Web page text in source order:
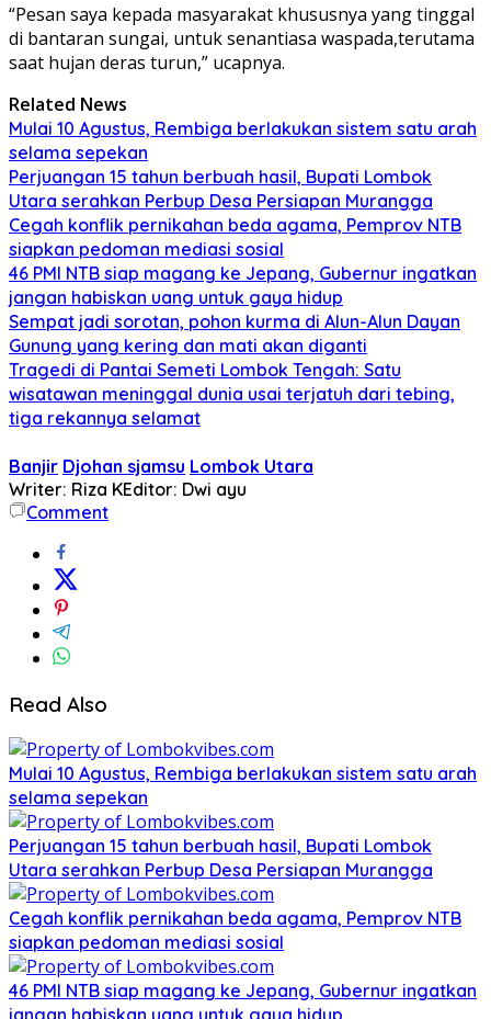
“Pesan saya kepada masyarakat khususnya yang tinggal
di bantaran sungai, untuk senantiasa waspada,terutama
saat hujan deras turun,” ucapnya.
Related News
Mulai 10 Agustus, Rembiga berlakukan sistem satu arah
selama sepekan
Perjuangan 15 tahun berbuah hasil, Bupati Lombok
Utara serahkan Perbup Desa Persiapan Murangga
Cegah konflik pernikahan beda agama, Pemprov NTB
siapkan pedoman mediasi sosial
46 PMI NTB siap magang ke Jepang, Gubernur ingatkan
jangan habiskan uang untuk gaya hidup
Sempat jadi sorotan, pohon kurma di Alun-Alun Dayan
Gunung yang kering dan mati akan diganti
Tragedi di Pantai Semeti Lombok Tengah: Satu
wisatawan meninggal dunia usai terjatuh dari tebing,
tiga rekannya selamat
Banjir Djohan sjamsu Lombok Utara
Writer: Riza KEditor: Dwi ayu
Comment
Read Also
Mulai 10 Agustus, Rembiga berlakukan sistem satu arah
selama sepekan
Perjuangan 15 tahun berbuah hasil, Bupati Lombok
Utara serahkan Perbup Desa Persiapan Murangga
Cegah konflik pernikahan beda agama, Pemprov NTB
siapkan pedoman mediasi sosial
46 PMI NTB siap magang ke Jepang, Gubernur ingatkan